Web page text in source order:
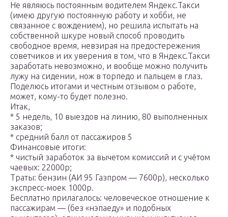
Не являюсь постоянным водителем Яндекс.Такси
(имею другую постоянную работу и хобби, не
связанное с вождением), но решила испытать на
собственной шкуре новый способ проводить
свободное время, невзирая на предостережения
советчиков и их уверения в том, что в Яндекс.Такси
заработать невозможно, и вообще можно получить
лужу на сидении, нож в торпедо и пальцем в глаз.
Поделюсь итогами и честным отзывом о работе,
может, кому-то будет полезно.
Итак,
* 5 недель, 10 выездов на линию, 80 выполненных
заказов;
* средний балл от пассажиров 5
Финансовые итоги:
* чистый заработок за вычетом комиссий и с учётом
чаевых: 22000р;
Траты: бензин (АИ 95 Газпром — 7600р), несколько
экспресс-моек 1000р.
Бесплатно прилагалось: человеческое отношение к
пассажирам — (без «нэпаеду» и подобных